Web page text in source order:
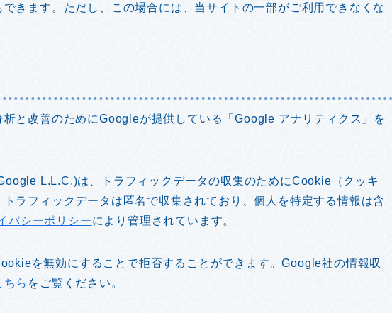
きます。ただし、この場合には、当サイトの一部がご利用できなくな
と改善のためにGoogleが提供している「Google アナリティクス」を
L.L.C.)は、トラフィックデータの収集のためにCookie（クッキ
ラフィックデータは匿名で収集されており、個人を特定する情報は含
バシーポリシーにより管理されています。
を無効にすることで拒否することができます。Google社の情報収
ちら をご覧ください。